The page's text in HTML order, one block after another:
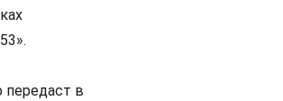
передаст в